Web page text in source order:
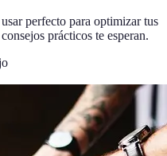
perfecto para optimizar tus
prácticos te esperan.